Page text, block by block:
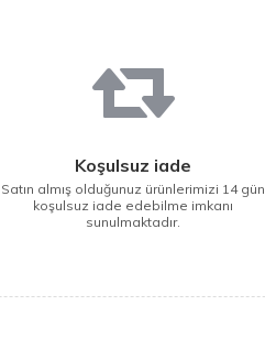
Koşulsuz iade
Satın almış olduğunuz ürünlerimizi 14 gün
koşulsuz iade edebilme imkanı
sunulmaktadır.